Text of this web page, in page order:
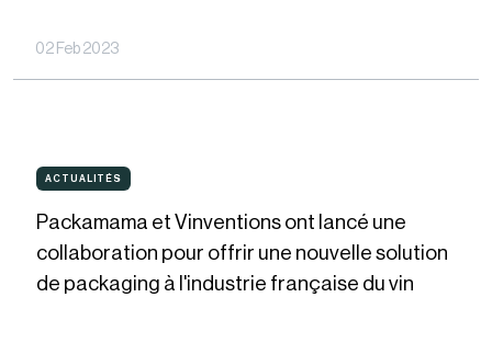
1er
protéger
les
océans
02 Feb 2023
Packamama
Vinventions
ACTUALITÉS
ACTUALITÉS
Packamama et Vinventions ont lancé une
collaboration pour offrir une nouvelle solution
de packaging à l'industrie française du vin